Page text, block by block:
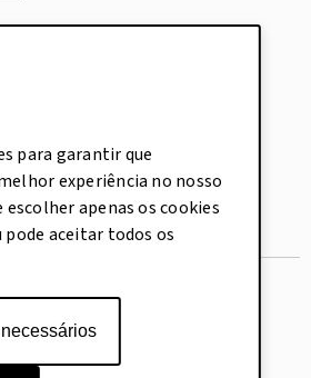
para garantir que
experiência no nosso
escolher apenas os cookies
pode aceitar todos os
COOKIES